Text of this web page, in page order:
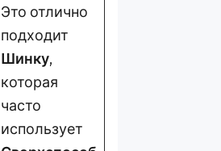
Это отлично
подходит
Шинку,
которая
часто
использует